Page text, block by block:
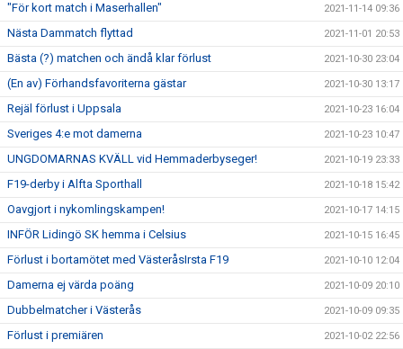
"För kort match i Maserhallen" 2021-11-14 09:36
Nästa Dammatch flyttad 2021-11-01 20:53
Bästa (?) matchen och ändå klar förlust 2021-10-30 23:04
(En av) Förhandsfavoriterna gästar 2021-10-30 13:17
Rejäl förlust i Uppsala 2021-10-23 16:04
Sveriges 4:e mot damerna 2021-10-23 10:47
UNGDOMARNAS KVÄLL vid Hemmaderbyseger! 2021-10-19 23:33
F19-derby i Alfta Sporthall 2021-10-18 15:42
Oavgjort i nykomlingskampen! 2021-10-17 14:15
INFÖR Lidingö SK hemma i Celsius 2021-10-15 16:45
Förlust i bortamötet med VästeråsIrsta F19 2021-10-10 12:04
Damerna ej värda poäng 2021-10-09 20:10
Dubbelmatcher i Västerås 2021-10-09 09:35
Förlust i premiären 2021-10-02 22:56